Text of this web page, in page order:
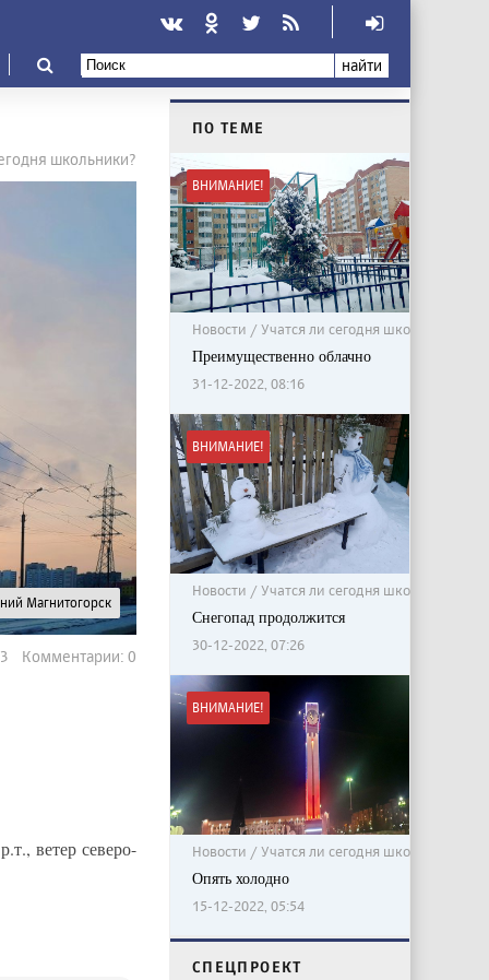
найти
школьники?
Магнитогорск
Комментарии: 0
ветер северо-
ПО ТЕМЕ
ВНИМАНИЕ!
Новости / Учатся ли сегодня школьники?
Преимущественно облачно
31-12-2022, 08:16
ВНИМАНИЕ!
Новости / Учатся ли сегодня школьники?
Снегопад продолжится
30-12-2022, 07:26
ВНИМАНИЕ!
Новости / Учатся ли сегодня школьники?
Опять холодно
15-12-2022, 05:54
CПЕЦПРОЕКТ